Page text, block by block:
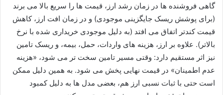
گاهی فروشنده ها در زمان رشد ارز، قیمت ها را سریع بالا می برند
(برای پوشش ریسک جایگزینی موجودی) و در زمان افت ارز، کاهش
قیمت کندتر اتفاق می افتد (به دلیل موجودی خریداری شده با نرخ
بالاتر). علاوه بر ارز، هزینه های واردات، حمل، بیمه، و ریسک تامین
نیز اثر مستقیم دارد: وقتی مسیر تامین سخت تر می شود، «هزینه
عدم اطمینان» در قیمت نهایی پخش می شود. به همین دلیل ممکن
است حتی با ثبات نسبی ارز هم، بعضی مدل ها به دلیل کمبود